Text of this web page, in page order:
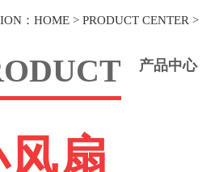
产品中心
扇
： HOME > PRODUCT CENTER >